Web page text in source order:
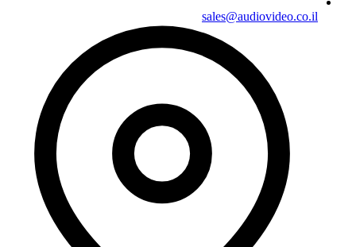
sales@audiovideo.co.il